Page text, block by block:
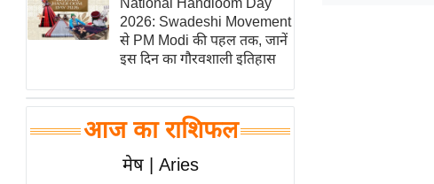
ऑटो वर्ल्ड
न्यूज ब्रीफ
बॉलीवुड
हॉलीवुड
फिल्म समीक्षा
National Handloom Day
2026: Swadeshi Movement
से PM Modi की पहल तक, जानें
इस दिन का गौरवशाली इतिहास
आज का राशिफल
मेष | Aries